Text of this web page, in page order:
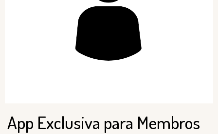
App Exclusiva para Membros